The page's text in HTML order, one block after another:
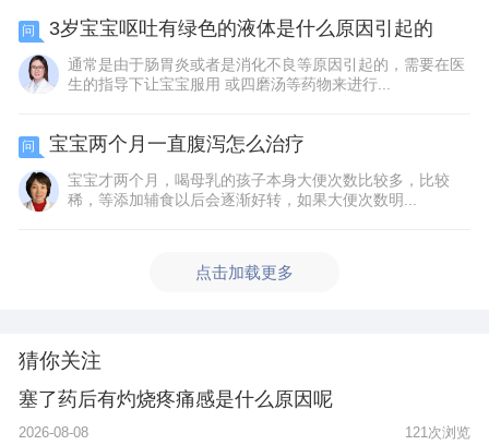
问 3岁宝宝呕吐有绿色的液体是什么原因引起的
通常是由于肠胃炎或者是消化不良等原因引起的，需要在医
生的指导下让宝宝服用 或四磨汤等药物来进行...
问 宝宝两个月一直腹泻怎么治疗
宝宝才两个月，喝母乳的孩子本身大便次数比较多，比较
稀，等添加辅食以后会逐渐好转，如果大便次数明...
点击加载更多
猜你关注
塞了药后有灼烧疼痛感是什么原因呢
2026-08-08 121次浏览